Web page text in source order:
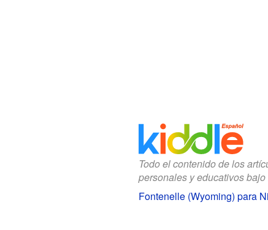
Todo el contenido de los
personales y educativos
Fontenelle (Wyoming) para